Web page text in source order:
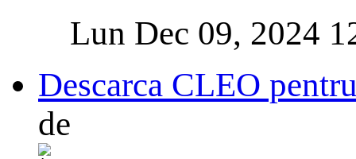
Lun Dec 09, 2024
Descarca CLEO
de